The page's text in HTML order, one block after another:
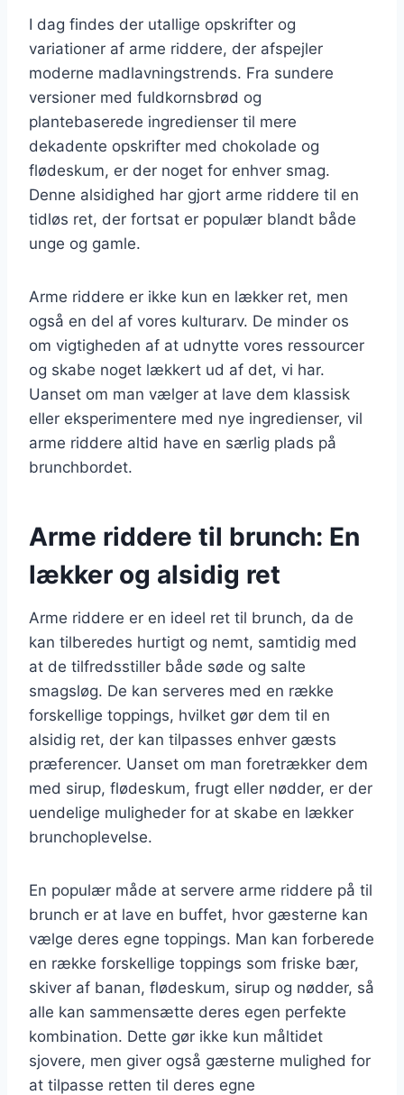
I dag findes der utallige opskrifter og
variationer af arme riddere, der afspejler
moderne madlavningstrends. Fra sundere
versioner med fuldkornsbrød og
plantebaserede ingredienser til mere
dekadente opskrifter med chokolade og
flødeskum, er der noget for enhver smag.
Denne alsidighed har gjort arme riddere til en
tidløs ret, der fortsat er populær blandt både
unge og gamle.
Arme riddere er ikke kun en lækker ret, men
også en del af vores kulturarv. De minder os
om vigtigheden af at udnytte vores ressourcer
og skabe noget lækkert ud af det, vi har.
Uanset om man vælger at lave dem klassisk
eller eksperimentere med nye ingredienser, vil
arme riddere altid have en særlig plads på
brunchbordet.
Arme riddere til brunch: En
lækker og alsidig ret
Arme riddere er en ideel ret til brunch, da de
kan tilberedes hurtigt og nemt, samtidig med
at de tilfredsstiller både søde og salte
smagsløg. De kan serveres med en række
forskellige toppings, hvilket gør dem til en
alsidig ret, der kan tilpasses enhver gæsts
præferencer. Uanset om man foretrækker dem
med sirup, flødeskum, frugt eller nødder, er der
uendelige muligheder for at skabe en lækker
brunchoplevelse.
En populær måde at servere arme riddere på til
brunch er at lave en buffet, hvor gæsterne kan
vælge deres egne toppings. Man kan forberede
en række forskellige toppings som friske bær,
skiver af banan, flødeskum, sirup og nødder, så
alle kan sammensætte deres egen perfekte
kombination. Dette gør ikke kun måltidet
sjovere, men giver også gæsterne mulighed for
at tilpasse retten til deres egne